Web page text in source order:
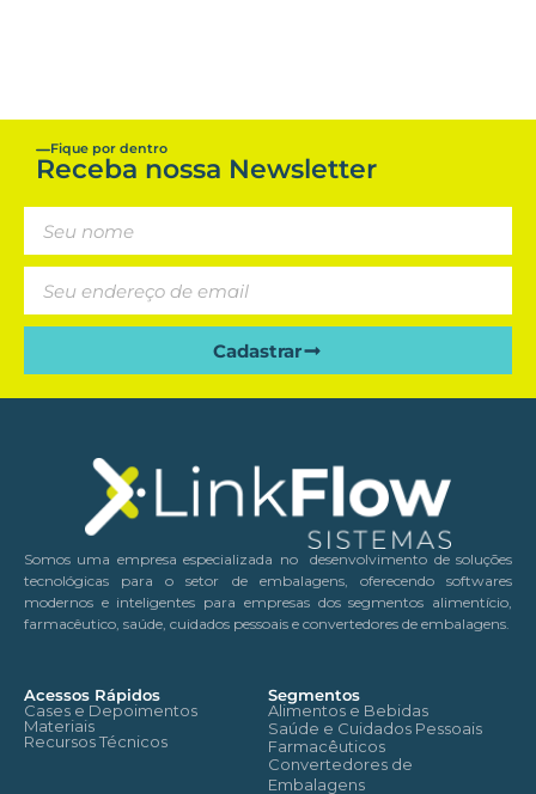
Fique por dentro
Receba nossa Newsletter
Cadastrar
Somos uma empresa especializada no desenvolvimento de soluções
tecnológicas para o setor de embalagens, oferecendo softwares
modernos e inteligentes para empresas dos segmentos alimentício,
farmacêutico, saúde, cuidados pessoais e convertedores de embalagens.
Acessos Rápidos
Cases e Depoimentos
Materiais
Recursos Técnicos
Segmentos
Alimentos e Bebidas
Saúde e Cuidados Pessoais
Farmacêuticos
Convertedores de
Embalagens